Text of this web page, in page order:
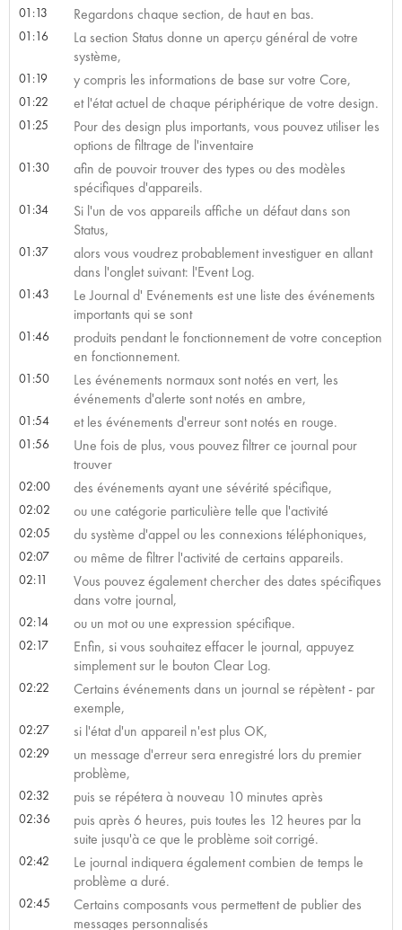
01:13 Regardons chaque section, de haut en bas.
01:16
La section Status donne un aperçu général de votre
système,
01:19 y compris les informations de base sur votre Core,
01:22 et l'état actuel de chaque périphérique de votre design.
01:25
Pour des design plus importants, vous pouvez utiliser les
options de filtrage de l'inventaire
01:30
afin de pouvoir trouver des types ou des modèles
spécifiques d'appareils.
01:34
Si l'un de vos appareils affiche un défaut dans son
Status,
01:37
alors vous voudrez probablement investiguer en allant
dans l'onglet suivant: l'Event Log.
01:43
Le Journal d' Evénements est une liste des événements
importants qui se sont
01:46
produits pendant le fonctionnement de votre conception
en fonctionnement.
01:50
Les événements normaux sont notés en vert, les
événements d'alerte sont notés en ambre,
01:54 et les événements d'erreur sont notés en rouge.
01:56
Une fois de plus, vous pouvez filtrer ce journal pour
trouver
02:00 des événements ayant une sévérité spécifique,
02:02 ou une catégorie particulière telle que l'activité
02:05 du système d'appel ou les connexions téléphoniques,
02:07 ou même de filtrer l'activité de certains appareils.
02:11
Vous pouvez également chercher des dates spécifiques
dans votre journal,
02:14 ou un mot ou une expression spécifique.
02:17
Enfin, si vous souhaitez effacer le journal, appuyez
simplement sur le bouton Clear Log.
02:22
Certains événements dans un journal se répètent - par
exemple,
02:27 si l'état d'un appareil n'est plus OK,
02:29
un message d'erreur sera enregistré lors du premier
problème,
02:32 puis se répétera à nouveau 10 minutes après
02:36
puis après 6 heures, puis toutes les 12 heures par la
suite jusqu'à ce que le problème soit corrigé.
02:42
Le journal indiquera également combien de temps le
problème a duré.
02:45
Certains composants vous permettent de publier des
messages personnalisés